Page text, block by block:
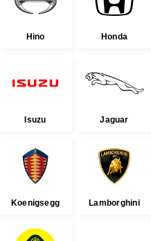
Hino Honda
Isuzu Jaguar
Koenigsegg Lamborghini